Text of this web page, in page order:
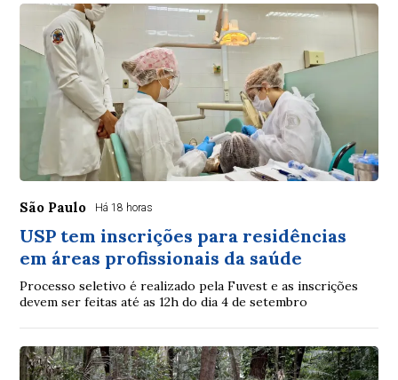
São Paulo Há 18 horas
USP tem inscrições para residências
em áreas profissionais da saúde
Processo seletivo é realizado pela Fuvest e as inscrições
devem ser feitas até as 12h do dia 4 de setembro